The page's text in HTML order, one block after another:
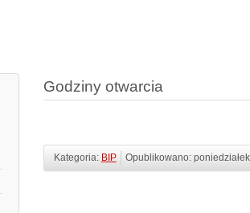
Godziny otwarcia
Kategoria: BIP Opublikowano: